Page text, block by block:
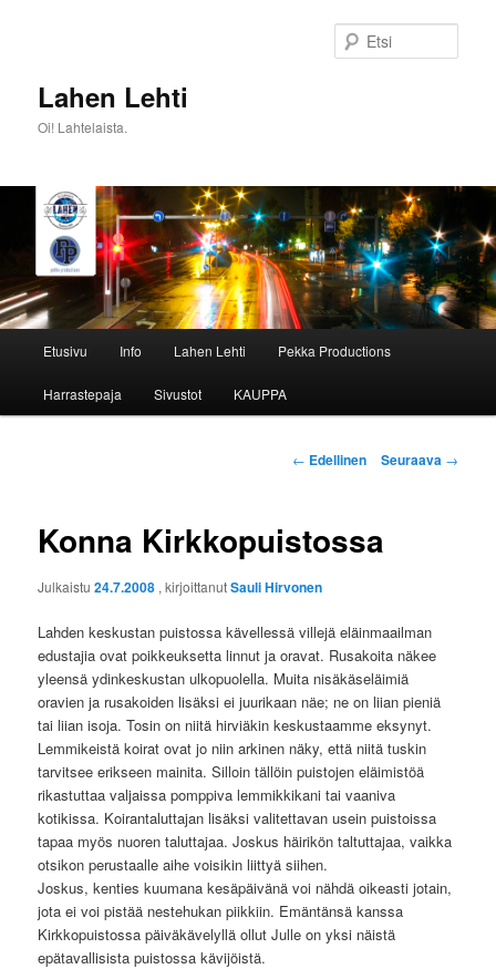
Lahen Lehti
Oi! Lahtelaista.
Etusivu Info Lahen Lehti Pekka Productions
Harrastepaja Sivustot KAUPPA
Artikkelien
← Edellinen Seuraava →
Konna Kirkkopuistossa
Julkaistu24.7.2008 , kirjoittanutSauli Hirvonen
Lahden keskustan puistossa kävellessä villejä eläinmaailman
edustajia ovat poikkeuksetta linnut ja oravat. Rusakoita näkee
yleensä ydinkeskustan ulkopuolella. Muita nisäkäseläimiä
oravien ja rusakoiden lisäksi ei juurikaan näe; ne on liian pieniä
tai liian isoja. Tosin on niitä hirviäkin keskustaamme eksynyt.
Lemmikeistä koirat ovat jo niin arkinen näky, että niitä tuskin
tarvitsee erikseen mainita. Silloin tällöin puistojen eläimistöä
rikastuttaa valjaissa pomppiva lemmikkikani tai vaaniva
kotikissa. Koirantaluttajan lisäksi valitettavan usein puistoissa
tapaa myös nuoren taluttajaa. Joskus häirikön taltuttajaa, vaikka
otsikon perustaalle aihe voisikin liittyä siihen.
Joskus, kenties kuumana kesäpäivänä voi nähdä oikeasti jotain,
jota ei voi pistää nestehukan piikkiin. Emäntänsä kanssa
Kirkkopuistossa päiväkävelyllä ollut Julle on yksi näistä
epätavallisista puistossa kävijöistä.